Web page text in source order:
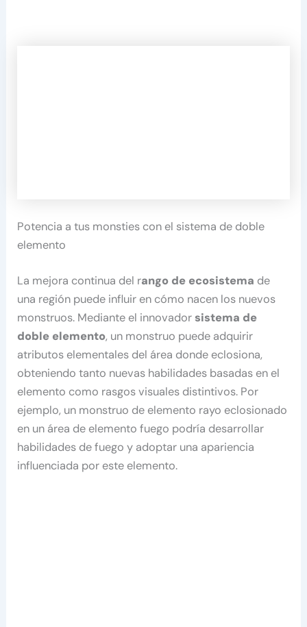
Potencia a tus monsties con el sistema de doble
elemento
La mejora continua del rango de ecosistema de
una región puede influir en cómo nacen los nuevos
monstruos. Mediante el innovadorsistema de
doble elemento, un monstruo puede adquirir
atributos elementales del área donde eclosiona,
obteniendo tanto nuevas habilidades basadas en el
elemento como rasgos visuales distintivos. Por
ejemplo, un monstruo de elemento rayo eclosionado
en un área de elemento fuego podría desarrollar
habilidades de fuego y adoptar una apariencia
influenciada por este elemento.